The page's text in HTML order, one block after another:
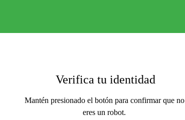
Verifica tu identidad
Mantén presionado el botón para confirmar que no
eres un robot.